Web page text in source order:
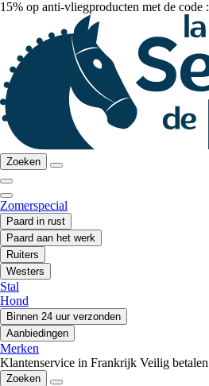
15% op anti-vliegproducten met de code :
Zoeken
Zomerspecial
Paard in rust
Paard aan het werk
Ruiters
Westers
Stal
Hond
Binnen 24 uur verzonden
Aanbiedingen
Merken
Klantenservice in Frankrijk Veilig betalen
Zoeken